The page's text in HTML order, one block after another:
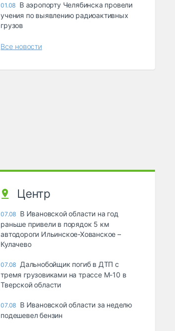
01.08 В аэропорту Челябинска провели
учения по выявлению радиоактивных
грузов
Все новости
Центр
07.08 В Ивановской области на год
раньше привели в порядок 5 км
автодороги Ильинское-Хованское –
Кулачево
07.08 Дальнобойщик погиб в ДТП с
тремя грузовиками на трассе М-10 в
Тверской области
07.08 В Ивановской области за неделю
подешевел бензин